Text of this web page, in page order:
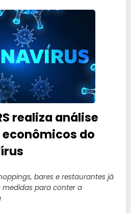
realiza análise
do
bares e restaurantes já
medidas para conter a